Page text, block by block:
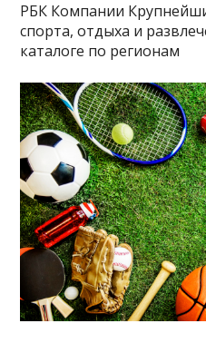
РБК Компании
спорта, отдыха и
каталоге по регионам